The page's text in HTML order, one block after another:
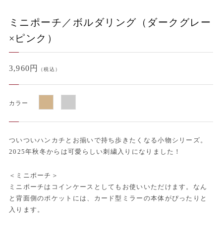
ミニポーチ／ボルダリング（ダークグレー
×ピンク）
3,960円 （税込）
カラー
ついついハンカチとお揃いで持ち歩きたくなる小物シリーズ。
2025年秋冬からは可愛らしい刺繍入りになりました！
＜ミニポーチ＞
ミニポーチはコインケースとしてもお使いいただけます。なん
と背面側のポケットには、カード型ミラーの本体がぴったりと
入ります。